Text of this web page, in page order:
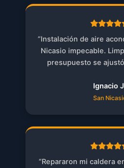
“Instalación de aire
Nicasio impecable.
presupuesto se
Ignacio
San
“Repararon mi caldera